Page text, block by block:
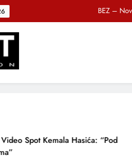
BEZ –
DJEČIJI HOR
DJEČIJI HOR
Spot Kemala Hasića: “Pod